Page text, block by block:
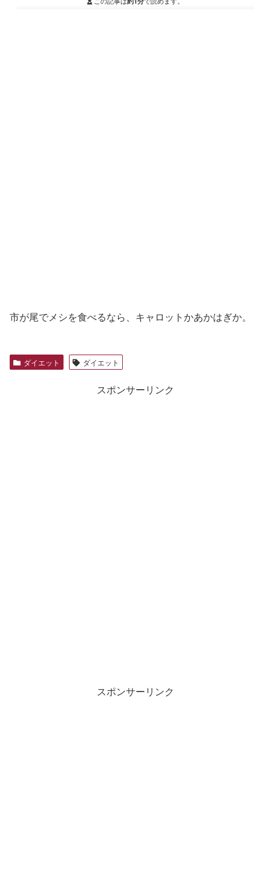
市が尾でメシを食べるなら、キャロットかあかはぎか。
ダイエット ダイエット
スポンサーリンク
スポンサーリンク